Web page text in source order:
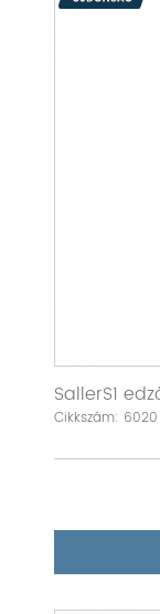
SallerS1
Cikkszám: 6020